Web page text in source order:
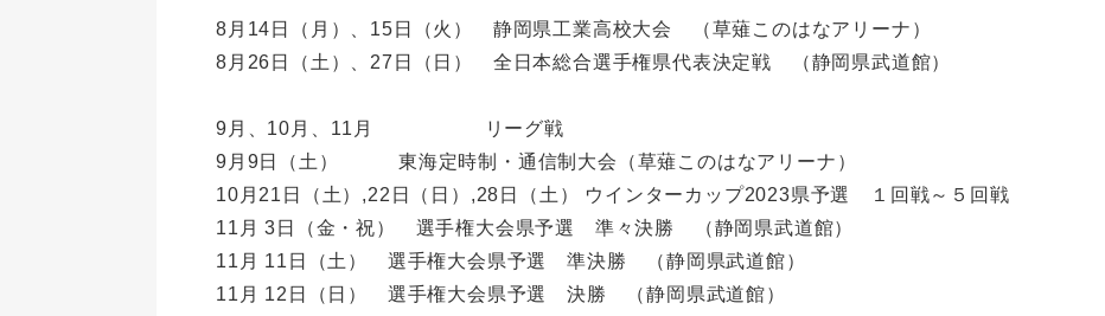
8月14日（月）、15日（火） 静岡県工業高校大会 （草薙このはなアリーナ）
8月26日（土）、27日（日） 全日本総合選手権県代表決定戦 （静岡県武道館）
9月、10月、11月 リーグ戦
9月9日（土） 東海定時制・通信制大会（草薙このはなアリーナ）
10月21日（土）,22日（日）,28日（土） ウインターカップ2023県予選 １
11月 3日（金・祝） 選手権大会県予選 準々決勝 （静岡県武道館）
11月 11日（土） 選手権大会県予選 準決勝 （静岡県武道館）
11月 12日（日） 選手権大会県予選 決勝 （静岡県武道館）